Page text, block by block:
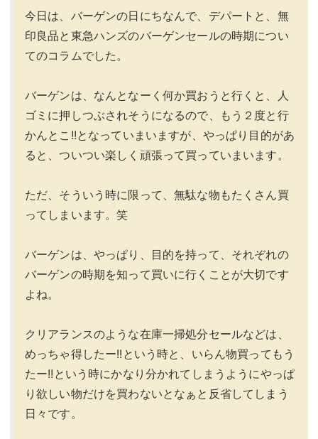
今日は、バーゲンの日にちなんで、デパートと、無
印良品と東急ハンズのバーゲンセールの時期につい
てのコラムでした。
バーゲンは、なんとなーく何か買おうと行くと、人
ゴミに押しつぶされそうになるので、もう２度と行
かんとこ!!となっていまいますが、やっぱり目的があ
ると、ついつい楽しく頑張って買っていまいます。
ただ、そういう時に限って、無駄な物もたくさん買
ってしまいます。笑
バーゲンは、やっぱり、目的を持って、それぞれの
バーゲンの時期を知って買いに行くことが大切です
よね。
クリアランスのような在庫一掃処分セールなどは、
めっちゃ得したー!!という時と、いらん物買ってもう
たー!!という時にかなり分かれてしまうようにやっぱ
り欲しい物だけを買わないとなぁと反省してしまう
日々です。